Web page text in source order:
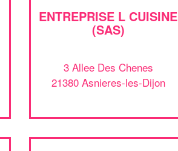
ENTREPRISE L CUISINE
(SAS)
3 Allee Des Chenes
21380 Asnieres-les-Dijon